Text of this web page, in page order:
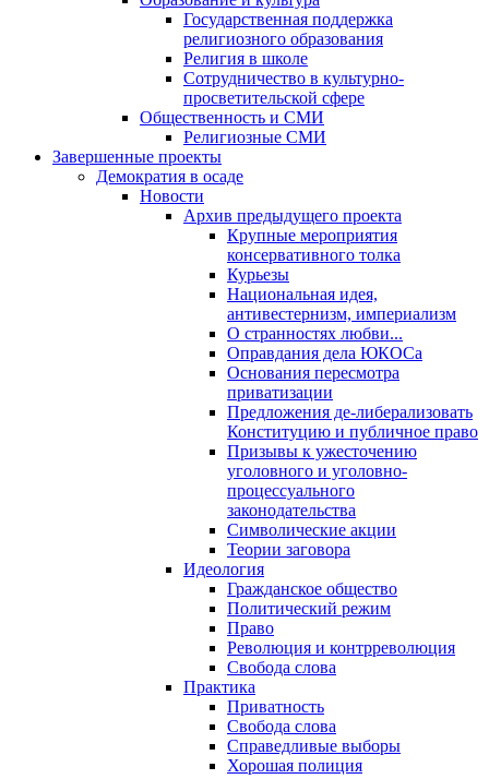
Государственная поддержка
религиозного образования
Религия в школе
Сотрудничество в культурно-
просветительской сфере
Общественность и СМИ
Религиозные СМИ
Завершенные проекты
Демократия в осаде
Новости
Архив предыдущего проекта
Крупные мероприятия
консервативного толка
Курьезы
Национальная идея,
антивестернизм, империализм
О странностях любви...
Оправдания дела ЮКОСа
Основания пересмотра
приватизации
Предложения де-либерализовать
Конституцию и публичное право
Призывы к ужесточению
уголовного и уголовно-
процессуального
законодательства
Символические акции
Теории заговора
Идеология
Гражданское общество
Политический режим
Право
Революция и контрреволюция
Свобода слова
Практика
Приватность
Свобода слова
Справедливые выборы
Хорошая полиция